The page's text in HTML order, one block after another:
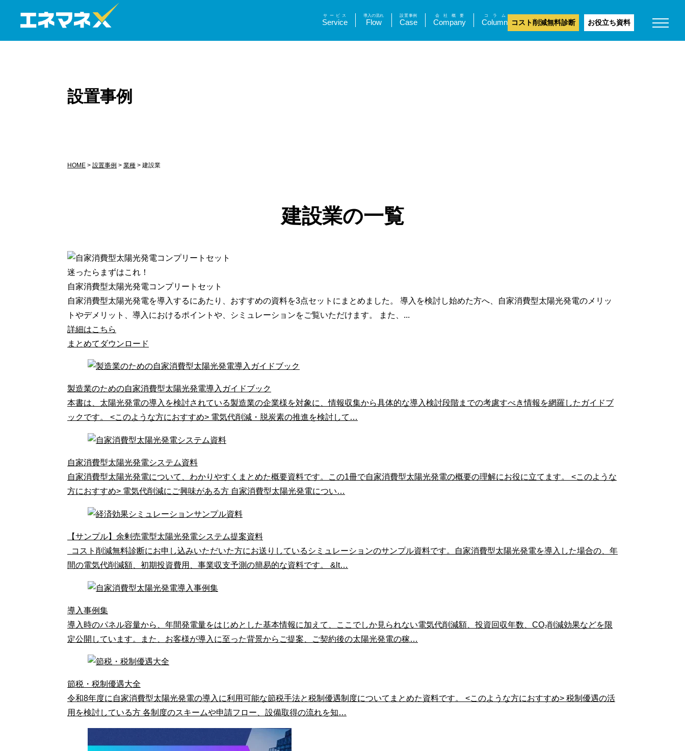
Service
サービス
Flow
導入の流れ
Case
設置事例
Company
会社概要
Column
コラム
コスト削減無料診断 お役立ち資料
設置事例
HOME > 設置事例 > 業種 > 建設業
建設業の一覧
迷ったらまずはこれ！
自家消費型太陽光発電コンプリートセット
自家消費型太陽光発電を導入するにあたり、おすすめの資料を3点セットにまとめました。 導入を検討し始めた方へ、自家消費型太陽光発電のメリッ
トやデメリット、導入におけるポイントや、シミュレーションをご覧いただけます。 また、...
詳細はこちら
まとめてダウンロード
製造業のための自家消費型太陽光発電導入ガイドブック
本書は、太陽光発電の導入を検討されている製造業の企業様を対象に、情報収集から具体的な導入検討段階までの考慮すべき情報を網羅したガイドブ
ックです。 <このような方におすすめ> 電気代削減・脱炭素の推進を検討して…
自家消費型太陽光発電システム資料
自家消費型太陽光発電について、わかりやすくまとめた概要資料です。この1冊で自家消費型太陽光発電の概要の理解にお役に立てます。 <このような
方におすすめ> 電気代削減にご興味がある方 自家消費型太陽光発電につい…
【サンプル】余剰売電型太陽光発電システム提案資料
コスト削減無料診断にお申し込みいただいた方にお送りしているシミュレーションのサンプル資料です。自家消費型太陽光発電を導入した場合の、年
間の電気代削減額、初期投資費用、事業収支予測の簡易的な資料です。 &lt…
導入事例集
導入時のパネル容量から、年間発電量をはじめとした基本情報に加えて、ここでしか見られない電気代削減額、投資回収年数、CO₂削減効果などを限
定公開しています。また、お客様が導入に至った背景からご提案、ご契約後の太陽光発電の稼…
節税・税制優遇大全
令和8年度に自家消費型太陽光発電の導入に利用可能な節税手法と税制優遇制度についてまとめた資料です。 <このような方におすすめ> 税制優遇の活
用を検討している方 各制度のスキームや申請フロー、設備取得の流れを知…